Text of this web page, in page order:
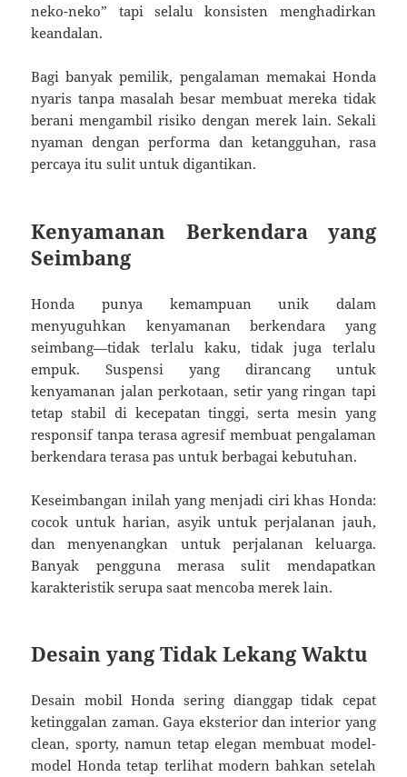
neko-neko” tapi selalu konsisten menghadirkan
keandalan.
Bagi banyak pemilik, pengalaman memakai Honda
nyaris tanpa masalah besar membuat mereka tidak
berani mengambil risiko dengan merek lain. Sekali
nyaman dengan performa dan ketangguhan, rasa
percaya itu sulit untuk digantikan.
Kenyamanan Berkendara yang
Seimbang
Honda punya kemampuan unik dalam
menyuguhkan kenyamanan berkendara yang
seimbang—tidak terlalu kaku, tidak juga terlalu
empuk. Suspensi yang dirancang untuk
kenyamanan jalan perkotaan, setir yang ringan tapi
tetap stabil di kecepatan tinggi, serta mesin yang
responsif tanpa terasa agresif membuat pengalaman
berkendara terasa pas untuk berbagai kebutuhan.
Keseimbangan inilah yang menjadi ciri khas Honda:
cocok untuk harian, asyik untuk perjalanan jauh,
dan menyenangkan untuk perjalanan keluarga.
Banyak pengguna merasa sulit mendapatkan
karakteristik serupa saat mencoba merek lain.
Desain yang Tidak Lekang Waktu
Desain mobil Honda sering dianggap tidak cepat
ketinggalan zaman. Gaya eksterior dan interior yang
clean, sporty, namun tetap elegan membuat model-
model Honda tetap terlihat modern bahkan setelah